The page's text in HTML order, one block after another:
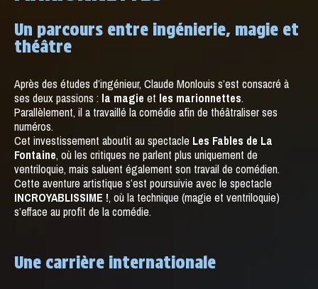
Un parcours entre ingénierie, magie et
théâtre
Après des études d’ingénieur, Claude Monlouis s’est consacré à
ses deux passions : la magie et les marionnettes.
Parallèlement, il a travaillé la comédie afin de théâtraliser ses
numéros.
Cet investissement aboutit au spectacle Les Fables de La
Fontaine, où les critiques ne parlent plus uniquement de
ventriloquie, mais saluent également son travail de comédien.
Cette aventure artistique s’est poursuivie avec le spectacle
INCROYABLISSIME !, où la technique (magie et ventriloquie)
s’efface au profit de la comédie.
Une carrière internationale